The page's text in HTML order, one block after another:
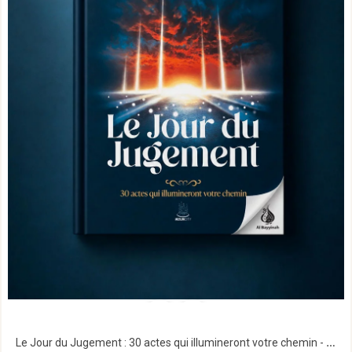
Le Jour du Jugement : 30 actes qui illumineront votre chemin - Omar Suleiman - MuslimCity